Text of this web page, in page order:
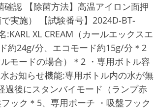
認 【除菌方法】高温アイロン面押
実施） 【試験番号】2024D-BT-
XL CREAM（カールエックスエ
約24g/分、エコモード約15g/分＊2
モードの場合）＊2 ・専用ボトル容
お知らせ機能:専用ボトル内の水が無
過後にスタンバイモード（ランプ赤
ック＊5、専用ポーチ ・吸盤フック